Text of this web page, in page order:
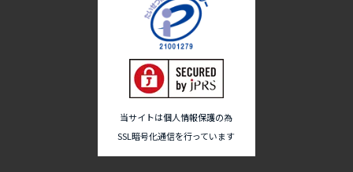
当サイトは個人情報保護の為
SSL暗号化通信を行っています